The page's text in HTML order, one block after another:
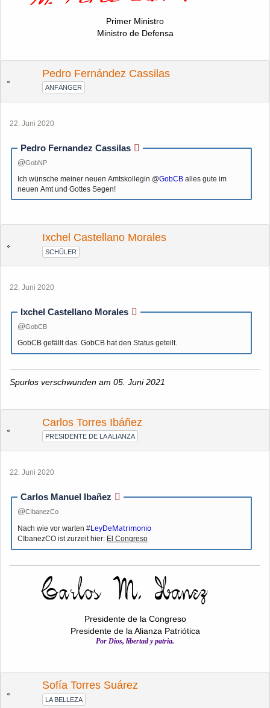
Primer Ministro
Ministro de Defensa
Pedro Fernández Cassilas
ANFÄNGER
22. Juni 2020
Pedro Fernandez Cassilas
GobNP
Ich wünsche meiner neuen Amtskollegin @GobCB alles gute im
neuen Amt und Gottes Segen!
Ixchel Castellano Morales
SCHÜLER
22. Juni 2020
Ixchel Castellano Morales
GobCB
GobCB gefällt das. GobCB hat den Status geteilt.
Spurlos verschwunden am 05. Juni 2021
Carlos Torres Ibáñez
PRESIDENTE DE LA ALIANZA
22. Juni 2020
Carlos Manuel Ibañez
CIbanezCo
Nach wie vor warten #LeyDeMatrimonio
CIbanezCO ist zurzeit hier: El Congreso
Presidente de la Congreso
Presidente de la Alianza Patriótica
Por Dios, libertad y patria.
Sofía Torres Suárez
LA BELLEZA